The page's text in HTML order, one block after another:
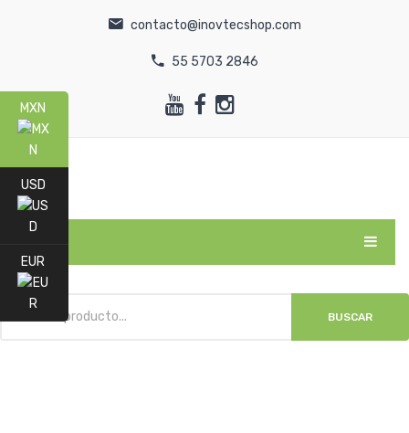
contacto@inovtecshop.com
55 5703 2846
INICIO
CATEGORÍAS BUSCAR
MXN
USD
EUR